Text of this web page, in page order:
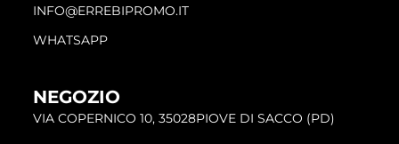
INFO@ERREBIPROMO.IT
WHATSAPP
NEGOZIO
VIA COPERNICO 10, 35028PIOVE DI SACCO (PD)